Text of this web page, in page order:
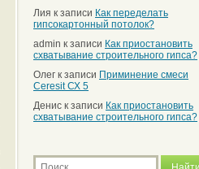
Лия к записи Как переделать
гипсокартонный потолок?
admin к записи Как приостановить
схватывание строительного гипса?
Олег к записи Приминение смеси
Ceresit СХ 5
Денис к записи Как приостановить
схватывание строительного гипса?